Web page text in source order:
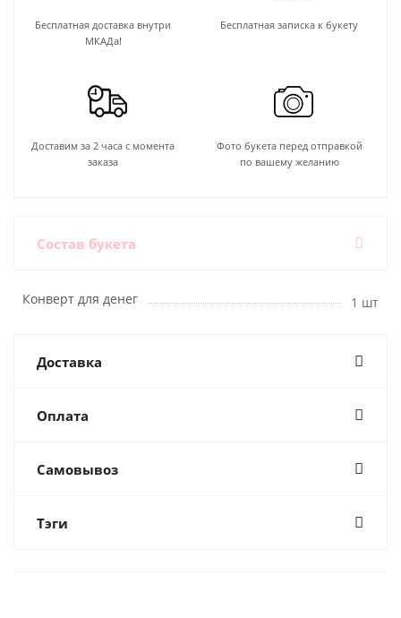
Бесплатная доставка внутри
МКАДа!
Бесплатная записка к букету
Доставим за 2 часа с момента
заказа
Фото букета перед отправкой
по вашему желанию
Состав букета
Конверт для денег 1 шт
Доставка
Оплата
Самовывоз
Тэги